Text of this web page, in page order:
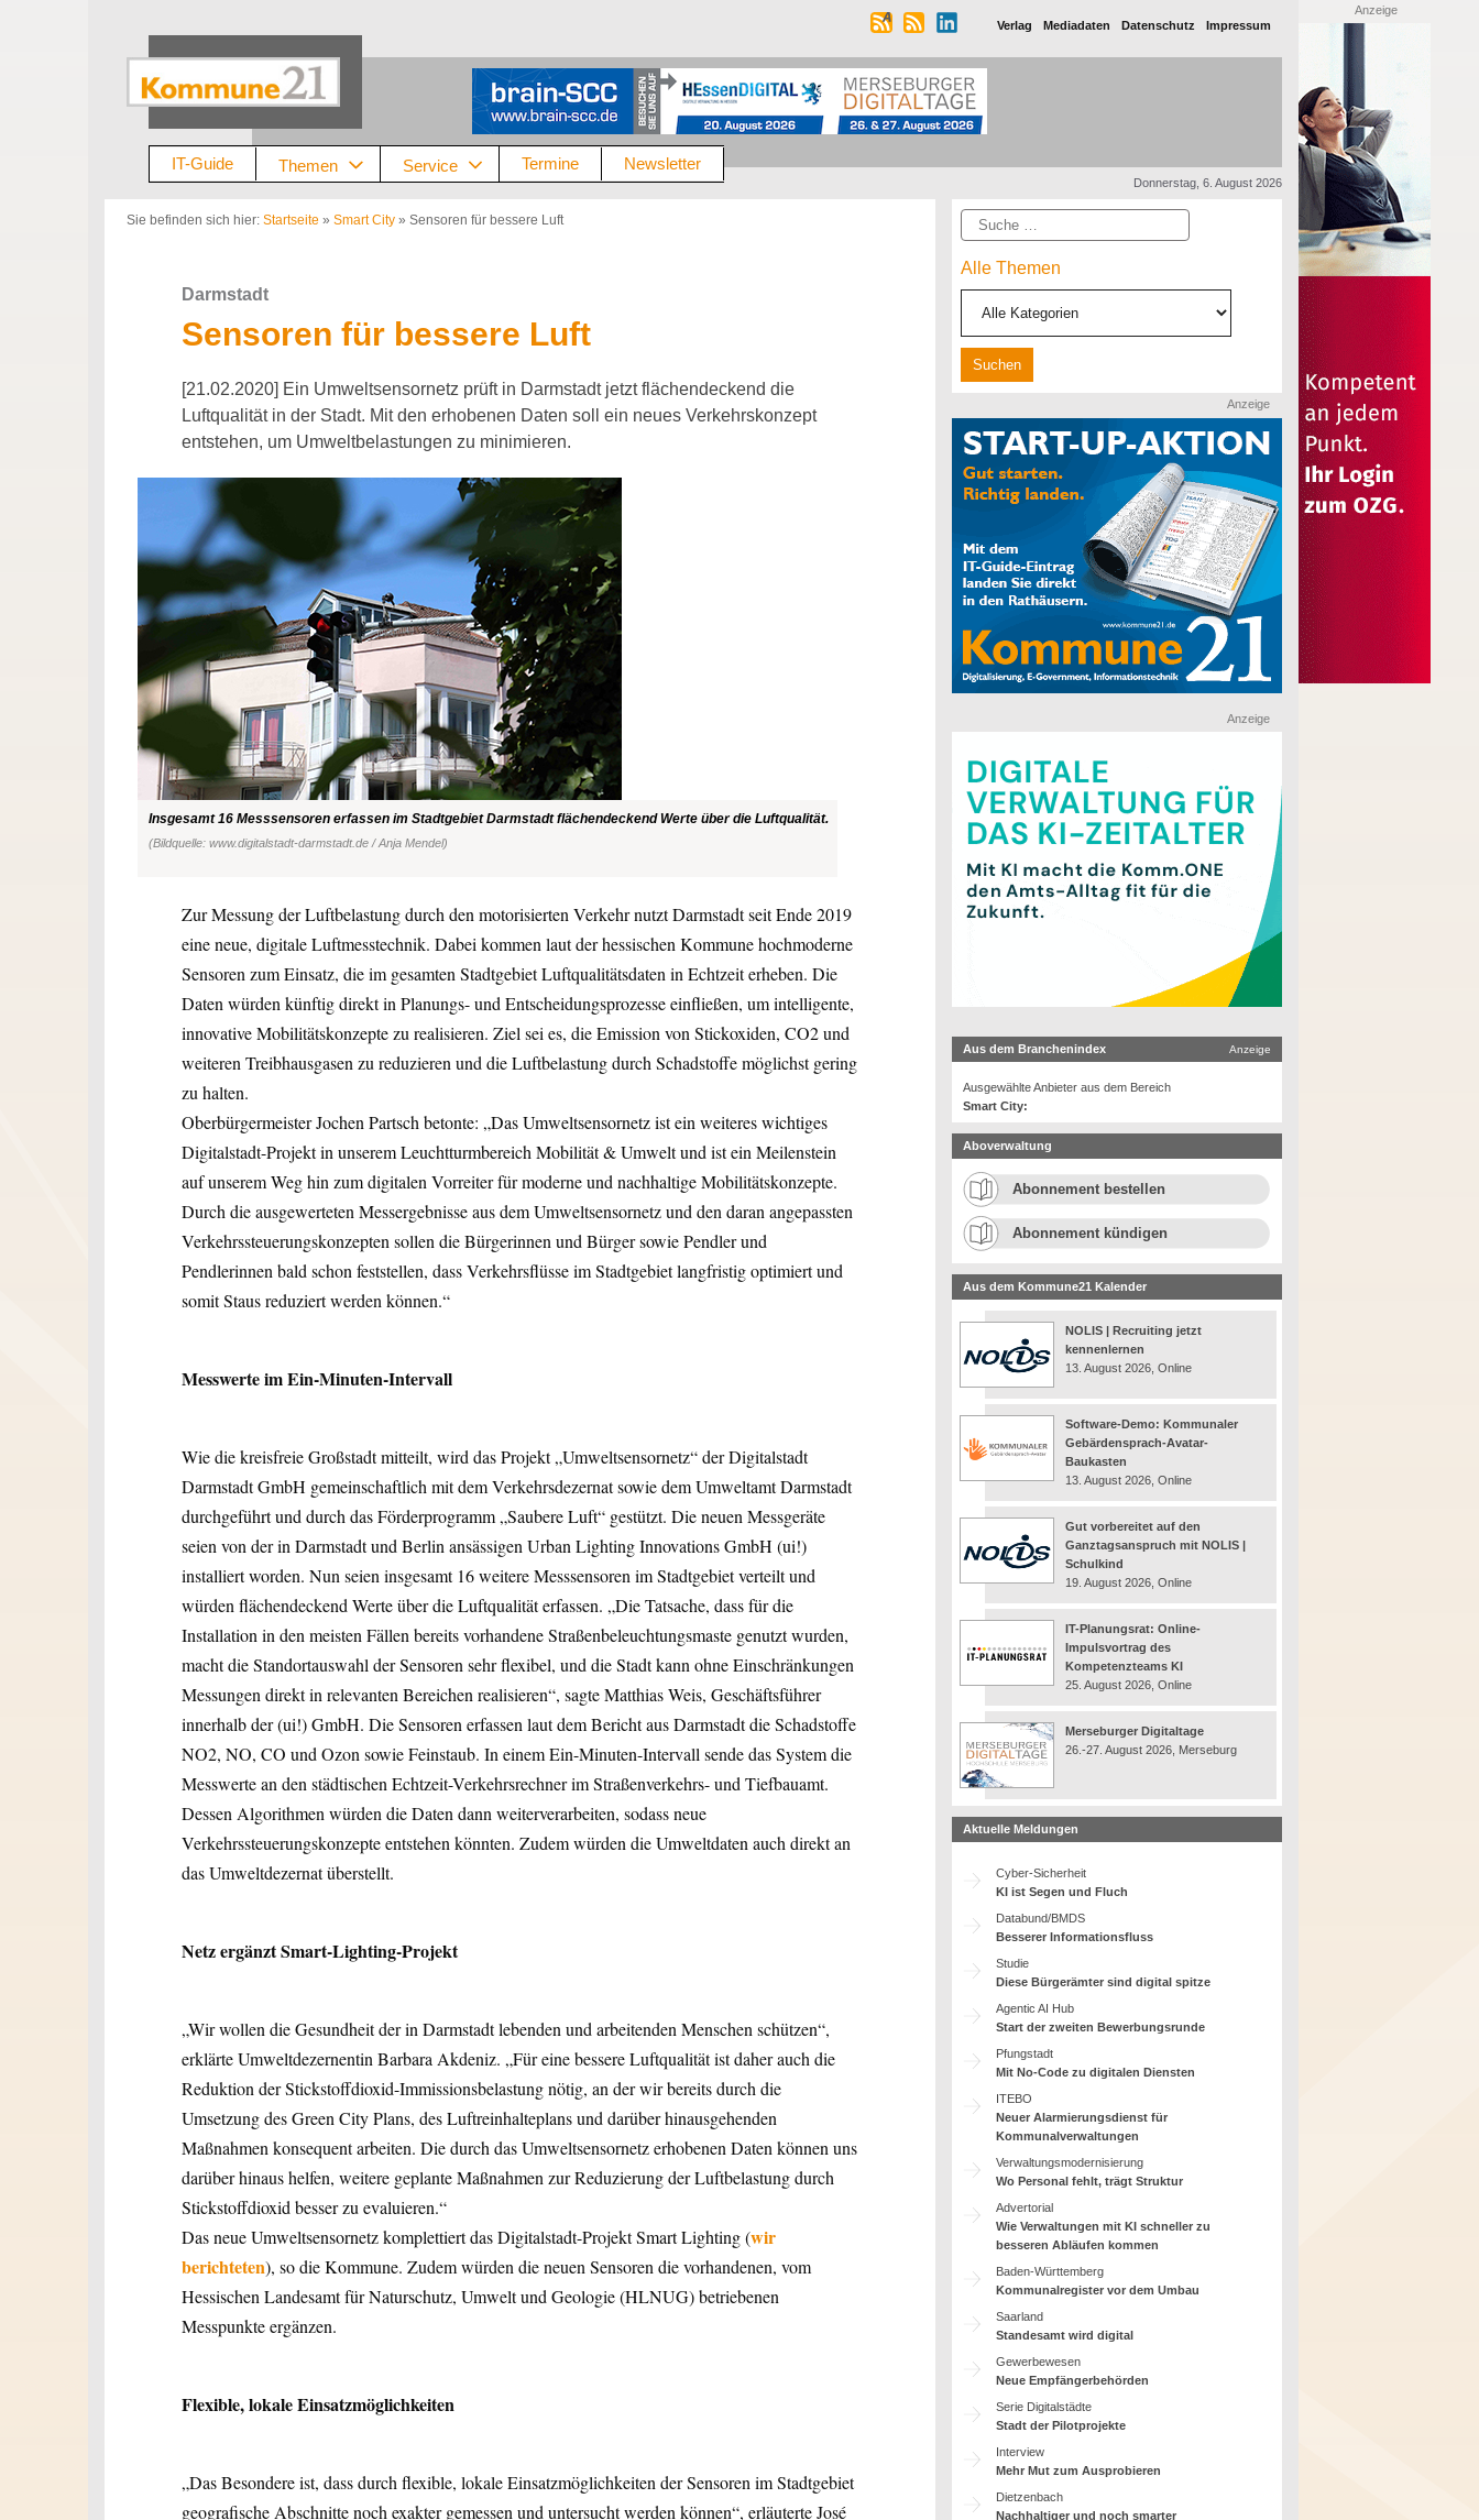
Verlag Mediadaten Datenschutz Impressum
IT-Guide Themen Service Termine Newsletter
Donnerstag, 6. August 2026
Sie befinden sich hier: Startseite » Smart City » Sensoren für bessere Luft
Darmstadt
Sensoren für bessere Luft
[21.02.2020] Ein Umweltsensornetz prüft in Darmstadt jetzt flächendeckend die
Luftqualität in der Stadt. Mit den erhobenen Daten soll ein neues Verkehrskonzept
entstehen, um Umweltbelastungen zu minimieren.
Insgesamt 16 Messsensoren erfassen im Stadtgebiet Darmstadt flächendeckend Werte über die Luftqualität.
(Bildquelle: www.digitalstadt-darmstadt.de / Anja Mendel)
Zur Messung der Luftbelastung durch den motorisierten Verkehr nutzt Darmstadt seit Ende 2019
eine neue, digitale Luftmesstechnik. Dabei kommen laut der hessischen Kommune hochmoderne
Sensoren zum Einsatz, die im gesamten Stadtgebiet Luftqualitätsdaten in Echtzeit erheben. Die
Daten würden künftig direkt in Planungs- und Entscheidungsprozesse einfließen, um intelligente,
innovative Mobilitätskonzepte zu realisieren. Ziel sei es, die Emission von Stickoxiden, CO2 und
weiteren Treibhausgasen zu reduzieren und die Luftbelastung durch Schadstoffe möglichst gering
zu halten.
Oberbürgermeister Jochen Partsch betonte: „Das Umweltsensornetz ist ein weiteres wichtiges
Digitalstadt-Projekt in unserem Leuchtturmbereich Mobilität & Umwelt und ist ein Meilenstein
auf unserem Weg hin zum digitalen Vorreiter für moderne und nachhaltige Mobilitätskonzepte.
Durch die ausgewerteten Messergebnisse aus dem Umweltsensornetz und den daran angepassten
Verkehrssteuerungskonzepten sollen die Bürgerinnen und Bürger sowie Pendler und
Pendlerinnen bald schon feststellen, dass Verkehrsflüsse im Stadtgebiet langfristig optimiert und
somit Staus reduziert werden können.“
Messwerte im Ein-Minuten-Intervall
Wie die kreisfreie Großstadt mitteilt, wird das Projekt „Umweltsensornetz“ der Digitalstadt
Darmstadt GmbH gemeinschaftlich mit dem Verkehrsdezernat sowie dem Umweltamt Darmstadt
durchgeführt und durch das Förderprogramm „Saubere Luft“ gestützt. Die neuen Messgeräte
seien von der in Darmstadt und Berlin ansässigen Urban Lighting Innovations GmbH (ui!)
installiert worden. Nun seien insgesamt 16 weitere Messsensoren im Stadtgebiet verteilt und
würden flächendeckend Werte über die Luftqualität erfassen. „Die Tatsache, dass für die
Installation in den meisten Fällen bereits vorhandene Straßenbeleuchtungsmaste genutzt wurden,
macht die Standortauswahl der Sensoren sehr flexibel, und die Stadt kann ohne Einschränkungen
Messungen direkt in relevanten Bereichen realisieren“, sagte Matthias Weis, Geschäftsführer
innerhalb der (ui!) GmbH. Die Sensoren erfassen laut dem Bericht aus Darmstadt die Schadstoffe
NO2, NO, CO und Ozon sowie Feinstaub. In einem Ein-Minuten-Intervall sende das System die
Messwerte an den städtischen Echtzeit-Verkehrsrechner im Straßenverkehrs- und Tiefbauamt.
Dessen Algorithmen würden die Daten dann weiterverarbeiten, sodass neue
Verkehrssteuerungskonzepte entstehen könnten. Zudem würden die Umweltdaten auch direkt an
das Umweltdezernat überstellt.
Netz ergänzt Smart-Lighting-Projekt
„Wir wollen die Gesundheit der in Darmstadt lebenden und arbeitenden Menschen schützen“,
erklärte Umweltdezernentin Barbara Akdeniz. „Für eine bessere Luftqualität ist daher auch die
Reduktion der Stickstoffdioxid-Immissionsbelastung nötig, an der wir bereits durch die
Umsetzung des Green City Plans, des Luftreinhalteplans und darüber hinausgehenden
Maßnahmen konsequent arbeiten. Die durch das Umweltsensornetz erhobenen Daten können uns
darüber hinaus helfen, weitere geplante Maßnahmen zur Reduzierung der Luftbelastung durch
Stickstoffdioxid besser zu evaluieren.“
Das neue Umweltsensornetz komplettiert das Digitalstadt-Projekt Smart Lighting (wir
berichteten), so die Kommune. Zudem würden die neuen Sensoren die vorhandenen, vom
Hessischen Landesamt für Naturschutz, Umwelt und Geologie (HLNUG) betriebenen
Messpunkte ergänzen.
Flexible, lokale Einsatzmöglichkeiten
„Das Besondere ist, dass durch flexible, lokale Einsatzmöglichkeiten der Sensoren im Stadtgebiet
geografische Abschnitte noch exakter gemessen und untersucht werden können“, erläuterte José
Suche
Alle Themen
Anzeige
Anzeige
Aus dem Branchenindex Anzeige
Ausgewählte Anbieter aus dem Bereich
Smart City:
Aboverwaltung
Abonnement bestellen
Abonnement kündigen
Aus dem Kommune21 Kalender
NOLIS | Recruiting jetzt
kennenlernen
13. August 2026, Online
Software-Demo: Kommunaler
Gebärdensprach-Avatar-
Baukasten
13. August 2026, Online
Gut vorbereitet auf den
Ganztagsanspruch mit NOLIS |
Schulkind
19. August 2026, Online
IT-Planungsrat: Online-
Impulsvortrag des
Kompetenzteams KI
25. August 2026, Online
Merseburger Digitaltage
26.-27. August 2026, Merseburg
Aktuelle Meldungen
Cyber-Sicherheit
KI ist Segen und Fluch
Databund/BMDS
Besserer Informationsfluss
Studie
Diese Bürgerämter sind digital spitze
Agentic AI Hub
Start der zweiten Bewerbungsrunde
Pfungstadt
Mit No-Code zu digitalen Diensten
ITEBO
Neuer Alarmierungsdienst für
Kommunalverwaltungen
Verwaltungsmodernisierung
Wo Personal fehlt, trägt Struktur
Advertorial
Wie Verwaltungen mit KI schneller zu
besseren Abläufen kommen
Baden-Württemberg
Kommunalregister vor dem Umbau
Saarland
Standesamt wird digital
Gewerbewesen
Neue Empfängerbehörden
Serie Digitalstädte
Stadt der Pilotprojekte
Interview
Mehr Mut zum Ausprobieren
Dietzenbach
Nachhaltiger und noch smarter
Anzeige